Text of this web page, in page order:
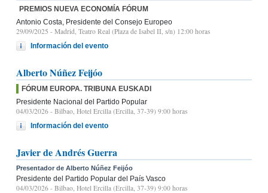
PREMIOS NUEVA ECONOMÍA FÓRUM
Antonio Costa, Presidente del Consejo Europeo
29/09/2025 - Madrid, Teatro Real (Plaza de Isabel II, s/n) 12:00 horas
Información del evento
Alberto Núñez Feijóo
FÓRUM EUROPA. TRIBUNA EUSKADI
Presidente Nacional del Partido Popular
04/03/2026 - Bilbao, Hotel Ercilla (Ercilla, 37-39) 9:00 horas
Información del evento
Javier de Andrés Guerra
Presentador de Alberto Núñez Feijóo
Presidente del Partido Popular del País Vasco
04/03/2026 - Bilbao, Hotel Ercilla (Ercilla, 37-39) 9:00 horas